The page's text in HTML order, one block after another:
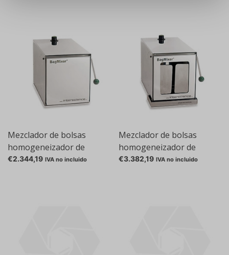
Mezclador de bolsas
homogeneizador de
laboratorio® Serie 400
€2.344,19 IVA no incluido
Mezclador de bolsas
homogeneizador de
laboratorio® Serie 400
€3.382,19 IVA no incluido